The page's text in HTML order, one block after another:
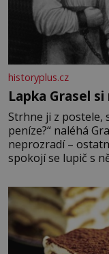
historyplus.cz
Lapka Grasel
Strhne ji z postele,
peníze?“ naléhá
neprozradí –
spokojí se lupič s
krutý. Jeho činy